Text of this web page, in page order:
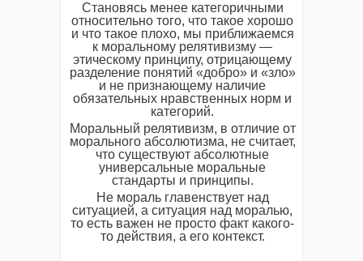
Становясь менее категоричными
относительно того, что такое хорошо
и что такое плохо, мы приближаемся
к моральному релятивизму —
этическому принципу, отрицающему
разделение понятий «добро» и «зло»
и не признающему наличие
обязательных нравственных норм и
категорий.
Моральный релятивизм, в отличие от
морального абсолютизма, не считает,
что существуют абсолютные
универсальные моральные
стандарты и принципы.
Не мораль главенствует над
ситуацией, а ситуация над моралью,
то есть важен не просто факт какого-
то действия, а его контекст.